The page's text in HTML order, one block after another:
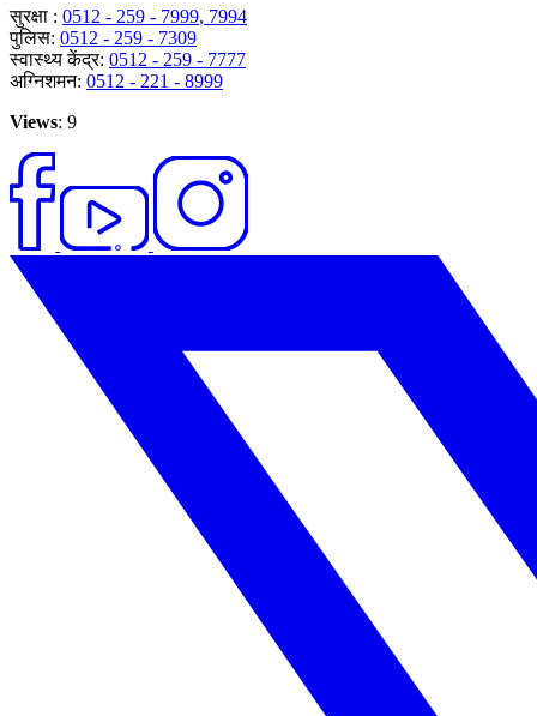
सुरक्षा : 0512 - 259 - 7999, 7994
पुलिस: 0512 - 259 - 7309
स्वास्थ्य केंद्र: 0512 - 259 - 7777
अग्निशमन: 0512 - 221 - 8999
Views: 9